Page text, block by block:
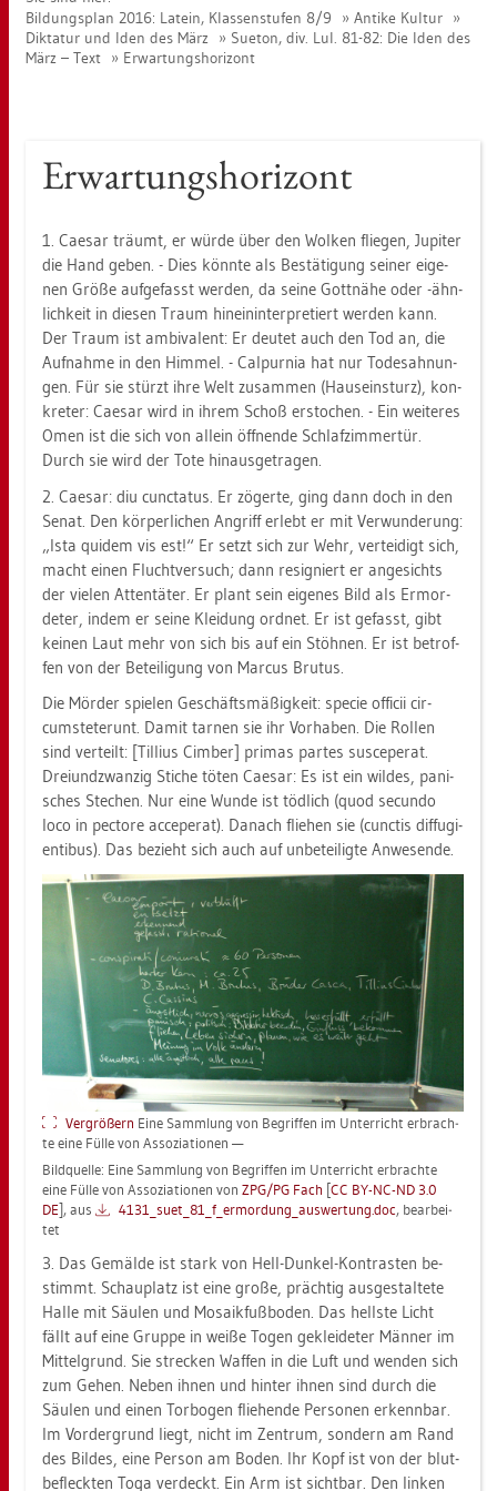
Bil­dungs­plan 2016: La­tein, Klas­sen­stu­fen 8/9
An­ti­ke Kul­tur
Dik­ta­tur und Iden des März
Sue­ton, div. Lul. 81-82: Die Iden des
März – Text
Er­war­tungs­ho­ri­zont
Er­war­tungs­ho­ri­zont
1. Cae­sar träumt, er würde über den Wol­ken flie­gen, Ju­pi­ter
die Hand geben. - Dies könn­te als Be­stä­ti­gung sei­ner ei­ge­
nen Größe auf­ge­fasst wer­den, da seine Gott­nä­he oder -ähn­
lich­keit in die­sen Traum hin­ein­in­ter­pre­tiert wer­den kann.
Der Traum ist am­bi­va­lent: Er deu­tet auch den Tod an, die
Auf­nah­me in den Him­mel. - Cal­pur­nia hat nur To­des­ah­nun­
gen. Für sie stürzt ihre Welt zu­sam­men (Haus­ein­sturz), kon­
kre­ter: Cae­sar wird in ihrem Schoß er­sto­chen. - Ein wei­te­res
Omen ist die sich von al­lein öff­nen­de Schlaf­zim­mer­tür.
Durch sie wird der Tote hin­aus­ge­tra­gen.
2. Cae­sar: diu cunc­ta­tus. Er zö­ger­te, ging dann doch in den
Senat. Den kör­per­li­chen An­griff er­lebt er mit Ver­wun­de­rung:
„Ista qui­dem vis est!“ Er setzt sich zur Wehr, ver­tei­digt sich,
macht einen Flucht­ver­such; dann re­si­gniert er an­ge­sichts
der vie­len At­ten­tä­ter. Er plant sein ei­ge­nes Bild als Er­mor­
de­ter, indem er seine Klei­dung ord­net. Er ist ge­fasst, gibt
kei­nen Laut mehr von sich bis auf ein Stöh­nen. Er ist be­trof­
fen von der Be­tei­li­gung von Mar­cus Bru­tus.
Die Mör­der spie­len Ge­schäfts­mä­ßig­keit: spe­cie of­fi­cii cir­
cums­te­ter­unt. Damit tar­nen sie ihr Vor­ha­ben. Die Rol­len
sind ver­teilt: [Til­li­us Cim­ber] pri­mas par­tes sus­ce­pe­rat.
Drei­und­zwan­zig Sti­che töten Cae­sar: Es ist ein wil­des, pa­ni­
sches Ste­chen. Nur eine Wunde ist töd­lich (quod se­cun­do
loco in pec­to­re ac­ce­pe­rat). Da­nach flie­hen sie (cunc­tis dif­fu­gi­
en­ti­bus). Das be­zieht sich auch auf un­be­tei­lig­te An­we­sen­de.
Ver­grö­ßern Eine Samm­lung von Be­grif­fen im Un­ter­richt er­brach­
te eine Fülle von As­so­zia­tio­nen —
Bild­quel­le: Eine Samm­lung von Be­grif­fen im Un­ter­richt er­brach­te
eine Fülle von As­so­zia­tio­nen von ZPG/PG Fach [CC BY-NC-ND 3.0
DE], aus 4131_­su­e­t_81_f_er­mor­dun­g_aus­wer­tung.doc, be­ar­bei­
tet
3. Das Ge­mäl­de ist stark von Hell-Dun­kel-Kon­tras­ten be­
stimmt. Schau­platz ist eine große, präch­tig aus­ge­stal­te­te
Halle mit Säu­len und Mo­sa­ik­fuß­bo­den. Das hells­te Licht
fällt auf eine Grup­pe in weiße Togen ge­klei­de­ter Män­ner im
Mit­tel­grund. Sie stre­cken Waf­fen in die Luft und wen­den sich
zum Gehen. Neben ihnen und hin­ter ihnen sind durch die
Säu­len und einen Tor­bo­gen flie­hen­de Per­so­nen er­kenn­bar.
Im Vor­der­grund liegt, nicht im Zen­trum, son­dern am Rand
des Bil­des, eine Per­son am Boden. Ihr Kopf ist von der blut­
be­fleck­ten Toga ver­deckt. Ein Arm ist sicht­bar. Den lin­ken